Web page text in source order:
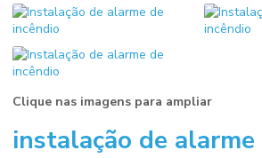
Clique nas imagens para ampliar
instalação de alarme